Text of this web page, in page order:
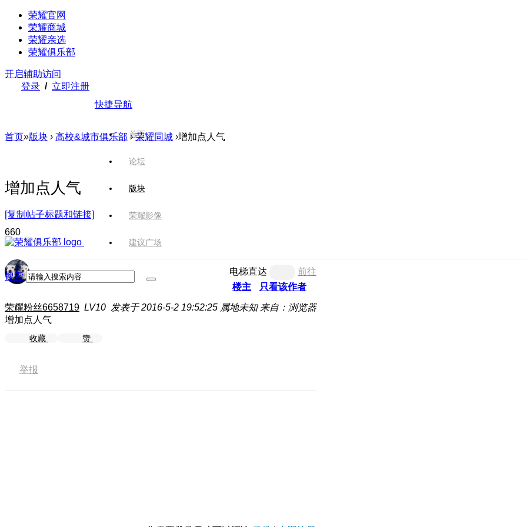
荣耀官网
荣耀商城
荣耀亲选
荣耀俱乐部
开启辅助访问
登录 / 立即注册
快捷导航
首页
论坛
版块
荣耀影像
建议广场
搜索
首页»版块 › 高校&城市俱乐部 › 荣耀同城 ›增加点人气
增加点人气
[复制帖子标题和链接]
660
电梯直达
前往
楼主
只看该作者
荣耀粉丝6658719 LV10 发表于 2016-5-2 19:52:25 属地未知 来自：浏览器
增加点人气
收藏 赞
举报